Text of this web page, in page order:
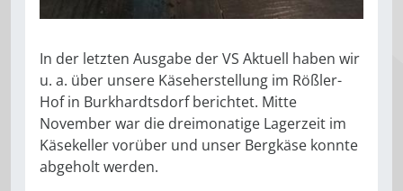
In der letzten Ausgabe der VS Aktuell haben wir
u. a. über unsere Käseherstellung im Rößler-
Hof in Burkhardtsdorf berichtet. Mitte
November war die dreimonatige Lagerzeit im
Käsekeller vorüber und unser Bergkäse konnte
abgeholt werden.